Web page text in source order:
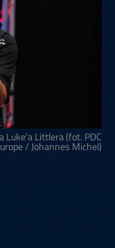
Luke'a Littlera (fot. PDC
/ Johannes Michel)